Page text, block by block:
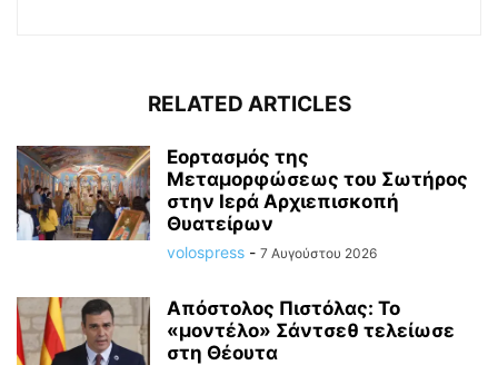
RELATED ARTICLES
Εορτασμός της
Μεταμορφώσεως του Σωτήρος
στην Ιερά Αρχιεπισκοπή
Θυατείρων
volospress - 7 Αυγούστου 2026
Απόστολος Πιστόλας: Το
«μοντέλο» Σάντσεθ τελείωσε
στη Θέουτα